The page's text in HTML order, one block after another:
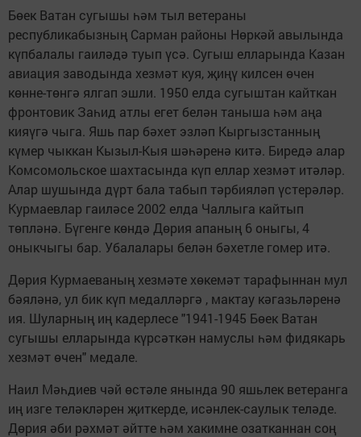
Бөек Ватан сугышы һәм тыл ветераны
республикабызның Сарман районы Нөркәй авылында
күпбалалы гаиләдә туып үсә. Сугыш елларында Казан
авиация заводында хезмәт куя, җиңү килсен өчен
көнне-төнгә ялгап эшли. 1950 елда сугыштан кайткан
фронтовик Заһид атлы егет белән таныша һәм аңа
кияүгә чыга. Яшь пар бәхет эзләп Кыргызстанның
күмер чыккан Кызыл-Кыя шәһәренә китә. Биредә алар
Комсомольское шахтасында күп еллар хезмәт итәләр.
Алар шушында дүрт бала табып тәрбияләп үстерәләр.
Курмаевлар гаиләсе 2002 елда Чаллыга кайтып
төпләнә. Бүгенге көндә Дөрия апаның 6 оныгы, 4
оныкчыгы бар. Убалалары белән бәхетле гомер итә.
Дөрия Курмаеваның хезмәте хөкемәт тарафыннан мул
бәяләнә, ул бик күп медалләргә , мактау кәгазьләренә
ия. Шуларның иң кадерлесе "1941-1945 Бөек Ватан
сугышы елларында күрсәткән намуслы һәм фидякарь
хезмәт өчен" медале.
Наил Мәһдиев чәй өстәле янында 90 яшьлек ветеранга
иң изге теләкләрен җиткерде, исәнлек-саулык теләде.
Дөрия әби рәхмәт әйтте һәм хакимне озатканнан соң